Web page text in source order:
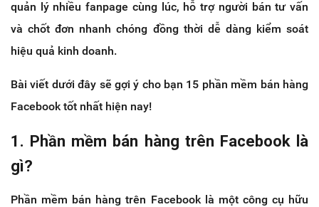
quản lý nhiều fanpage cùng lúc, hỗ trợ người bán tư vấn
và chốt đơn nhanh chóng đồng thời dễ dàng kiểm soát
hiệu quả kinh doanh.
Bài viết dưới đây sẽ gợi ý cho bạn 15 phần mềm bán hàng
Facebook tốt nhất hiện nay!
1. Phần mềm bán hàng trên Facebook là
gì?
Phần mềm bán hàng trên Facebook là một công cụ hữu